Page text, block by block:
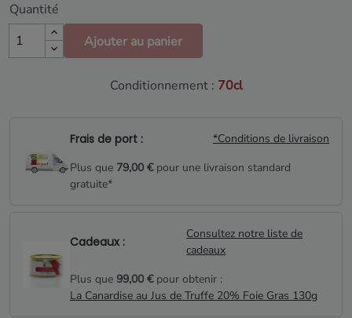
Quantité
Ajouter au panier
Conditionnement : 70cl
Frais de port :
*Conditions de livraison
Plus que 79,00 €pour une livraison standard
gratuite*
Cadeaux :
Consultez notre liste de
cadeaux
Plus que 99,00 €pour obtenir :
La Canardise au Jus de Truffe 20% Foie Gras 130g